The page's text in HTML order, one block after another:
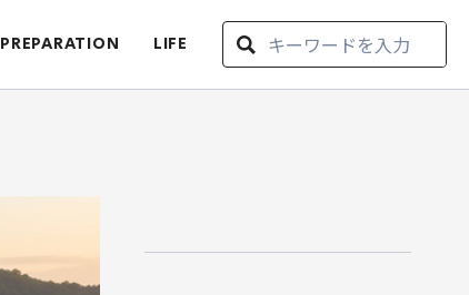
PREPARATION LIFE